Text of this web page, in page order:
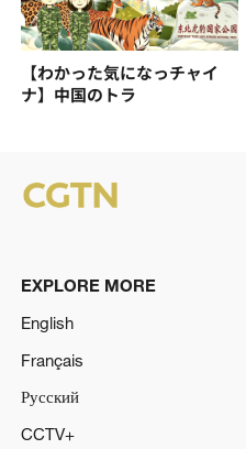
【わかった気になっチャイ
ナ】中国のトラ
EXPLORE MORE
English
Français
Русский
CCTV+